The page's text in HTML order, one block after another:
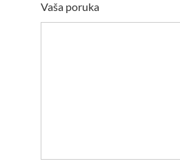
Vaša poruka